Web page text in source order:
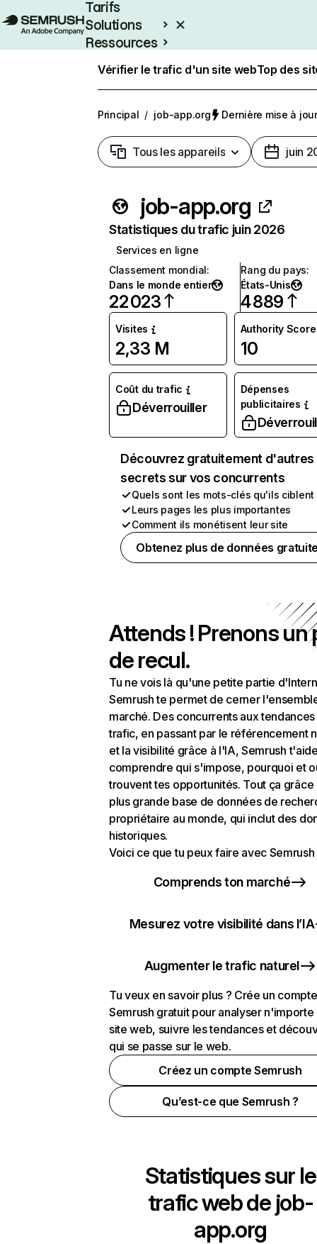
Tarifs
Solutions
Ressources
Vérifier le trafic d'un site webTop des
Principal / job-app.org Dernière mise à
Tous les appareils juin
job-app.org
Statistiques du trafic juin 2026
Services en ligne
Classement mondial:
Dans le monde entier
22 023
Rang du pays:
États-Unis
4 889
Visites
2,33 M
Authority Score
10
Coût du trafic
Déverrouiller
Dépenses
publicitaires
Découvrez gratuitement d'autres
secrets sur vos concurrents
Quels sont les mots-clés qu'ils ciblent
Leurs pages les plus importantes
Comment ils monétisent leur site
Obtenez plus de données
Attends ! Prenons un
de recul.
Tu ne vois là qu'une petite partie
Semrush te permet de cerner
marché. Des concurrents aux
trafic, en passant par le référencement
et la visibilité grâce à l'IA, Semrush
comprendre qui s'impose, pourquoi et
trouvent tes opportunités. Tout ça grâce
plus grande base de données de
propriétaire au monde, qui inclut des
historiques.
Voici ce que tu peux faire avec Semrush
Comprends ton marché
Mesurez votre visibilité dans l’IA
Augmenter le trafic naturel
Tu veux en savoir plus ? Crée un compte
Semrush gratuit pour analyser n'importe
site web, suivre les tendances et
qui se passe sur le web.
Créez un compte Semrush
Qu’est-ce que Semrush ?
Statistiques sur le
trafic web de job-
app.org